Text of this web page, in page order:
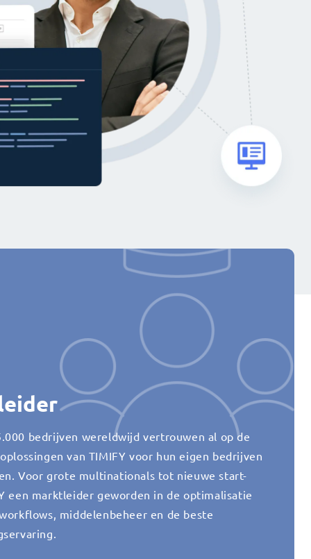
bedrijven wereldwijd vertrouwen al op de
van TIMIFY voor hun eigen bedrijven
Voor grote multinationals tot nieuwe start-
een marktleider geworden in de optimalisatie
middelenbeheer en de beste